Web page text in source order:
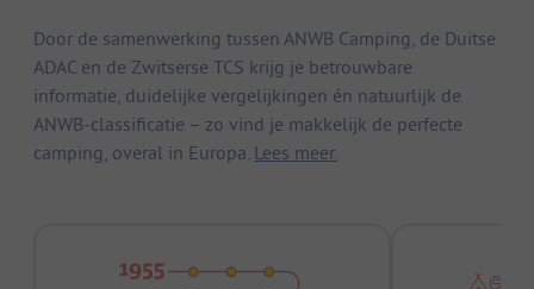
Door de samenwerking tussen ANWB Camping, de Duitse
ADAC en de Zwitserse TCS krijg je betrouwbare
informatie, duidelijke vergelijkingen én natuurlijk de
ANWB-classificatie – zo vind je makkelijk de perfecte
camping, overal in Europa. Lees meer.